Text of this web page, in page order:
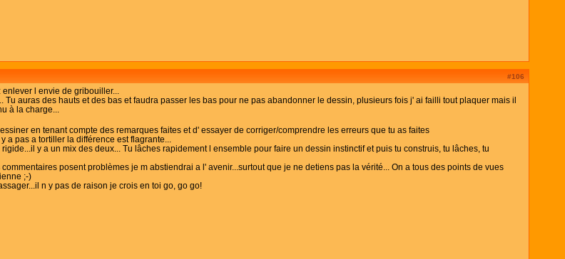
#106
l envie de gribouiller...
Tu auras des hauts et des bas et faudra passer les bas pour ne pas abandonner le dessin, plusieurs fois j' ai failli tout plaquer mais il
à la charge...
en tenant compte des remarques faites et d' essayer de corriger/comprendre les erreurs que tu as faites
a pas a tortiller la différence est flagrante...
y a un mix des deux... Tu lâches rapidement l ensemble pour faire un dessin instinctif et puis tu construis, tu lâches, tu
posent problèmes je m abstiendrai a l' avenir...surtout que je ne detiens pas la vérité... On a tous des points de vues
;-)
n y pas de raison je crois en toi go, go go!